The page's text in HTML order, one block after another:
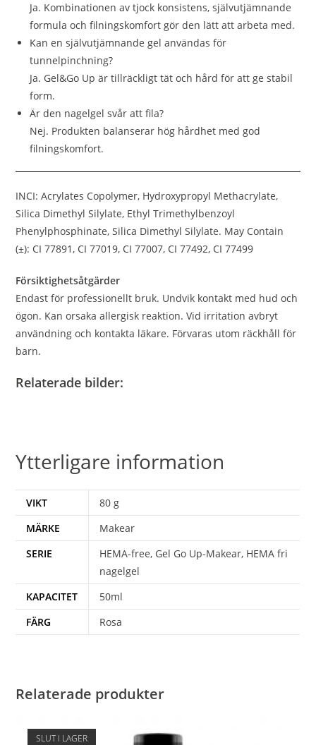
Ja. Kombinationen av tjock konsistens, självutjämnande
formula och filningskomfort gör den lätt att arbeta med.
Kan en självutjämnande gel användas för
tunnelpinchning?
Ja. Gel&Go Up är tillräckligt tät och hård för att ge stabil
form.
Är den nagelgel svår att fila?
Nej. Produkten balanserar hög hårdhet med god
filningskomfort.
INCI: Acrylates Copolymer, Hydroxypropyl Methacrylate,
Silica Dimethyl Silylate, Ethyl Trimethylbenzoyl
Phenylphosphinate, Silica Dimethyl Silylate. May Contain
(±): CI 77891, CI 77019, CI 77007, CI 77492, CI 77499
Försiktighetsåtgärder
Endast för professionellt bruk. Undvik kontakt med hud och
ögon. Kan orsaka allergisk reaktion. Vid irritation avbryt
användning och kontakta läkare. Förvaras utom räckhåll för
barn.
Relaterade bilder:
Ytterligare information
VIKT
80 g
MÄRKE
Makear
SERIE
HEMA-free, Gel Go Up-Makear, HEMA fri
nagelgel
KAPACITET
50ml
FÄRG
Rosa
Relaterade produkter
SLUT I LAGER